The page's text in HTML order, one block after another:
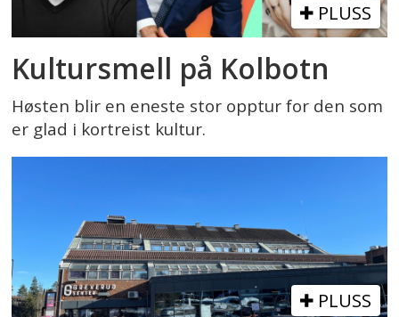
PLUSS
Kultursmell på Kolbotn
Høsten blir en eneste stor opptur for den som
er glad i kortreist kultur.
PLUSS